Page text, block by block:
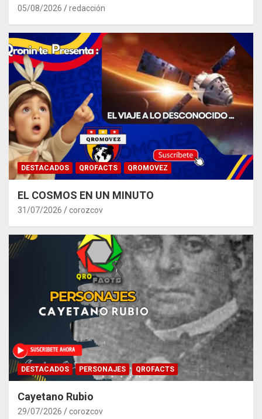
05/08/2026 redacción
DESTACADOS QROFACTS QROMOVEZ
EL COSMOS EN UN MINUTO
31/07/2026 corozcov
DESTACADOS PERSONAJES QROFACTS
Cayetano Rubio
29/07/2026 corozcov